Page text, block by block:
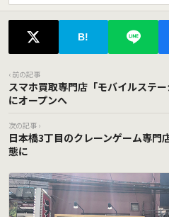
B!
‹ 前の記事
スマホ買取専門店「モバイルステ
にオープンへ
次の記事 ›
日本橋3丁目のクレーンゲーム専門
態に